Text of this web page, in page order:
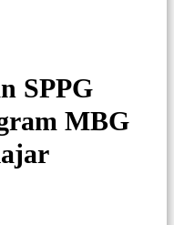
SPPG
MBG